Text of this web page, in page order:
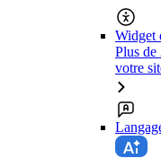
Widget
Plus de
votre